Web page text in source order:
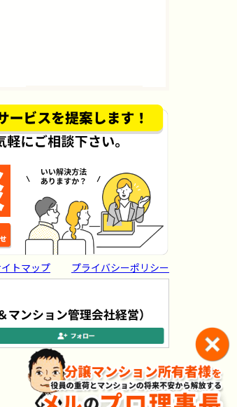
イトマップ プライバシーポリシー